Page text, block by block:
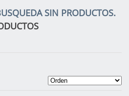
SIN PRODUCTOS.